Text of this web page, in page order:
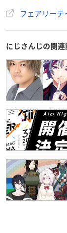
【価格】
【成分】
エタノール・香料
フェアリー
にじさんじの関連